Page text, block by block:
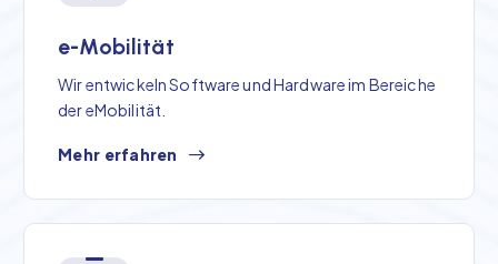
e-Mobilität
Wir entwickeln Software und Hardware im Bereiche
der eMobilität.
Mehr erfahren